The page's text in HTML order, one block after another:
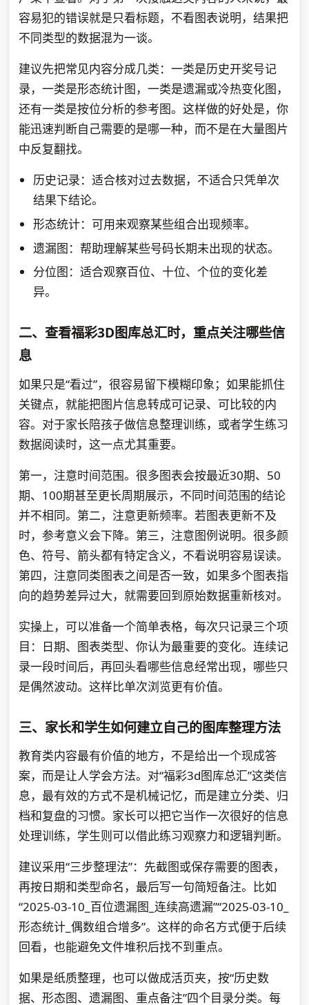
容易犯的错误就是只看标题，不看图表说明，结果把
不同类型的数据混为一谈。
建议先把常见内容分成几类：一类是历史开奖号记
录，一类是形态统计图，一类是遗漏或冷热变化图，
还有一类是按位分析的参考图。这样做的好处是，你
能迅速判断自己需要的是哪一种，而不是在大量图片
中反复翻找。
历史记录：适合核对过去数据，不适合只凭单次
结果下结论。
形态统计：可用来观察某些组合出现频率。
遗漏图：帮助理解某些号码长期未出现的状态。
分位图：适合观察百位、十位、个位的变化差
异。
二、查看福彩3D图库总汇时，重点关注哪些信
息
如果只是“看过”，很容易留下模糊印象；如果能抓住
关键点，就能把图片信息转成可记录、可比较的内
容。对于家长陪孩子做信息整理训练，或者学生练习
数据阅读时，这一点尤其重要。
第一，注意时间范围。很多图表会按最近30期、50
期、100期甚至更长周期展示，不同时间范围的结论
并不相同。第二，注意更新频率。若图表更新不及
时，参考意义会下降。第三，注意图例说明。很多颜
色、符号、箭头都有特定含义，不看说明容易误读。
第四，注意同类图表之间是否一致，如果多个图表指
向的趋势差异过大，就需要回到原始数据重新核对。
实操上，可以准备一个简单表格，每次只记录三个项
目：日期、图表类型、你认为最重要的变化。连续记
录一段时间后，再回头看哪些信息经常出现，哪些只
是偶然波动。这样比单次浏览更有价值。
三、家长和学生如何建立自己的图库整理方法
教育类内容最有价值的地方，不是给出一个现成答
案，而是让人学会方法。对“福彩3d图库总汇”这类信
息，最有效的方式不是机械记忆，而是建立分类、归
档和复盘的习惯。家长可以把它当作一次很好的信息
处理训练，学生则可以借此练习观察力和逻辑判断。
建议采用“三步整理法”：先截图或保存需要的图表，
再按日期和类型命名，最后写一句简短备注。比如
“2025-03-10_百位遗漏图_连续高遗漏”“2025-03-10_
形态统计_偶数组合增多”。这样的命名方式便于后续
回看，也能避免文件堆积后找不到重点。
如果是纸质整理，也可以做成活页夹，按“历史数
据、形态图、遗漏图、重点备注”四个目录分类。每